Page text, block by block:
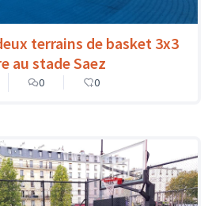
terrains de basket 3x3
au stade Saez
0 0